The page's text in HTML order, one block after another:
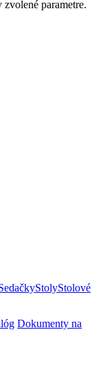
StolyStolové
Dokumenty na